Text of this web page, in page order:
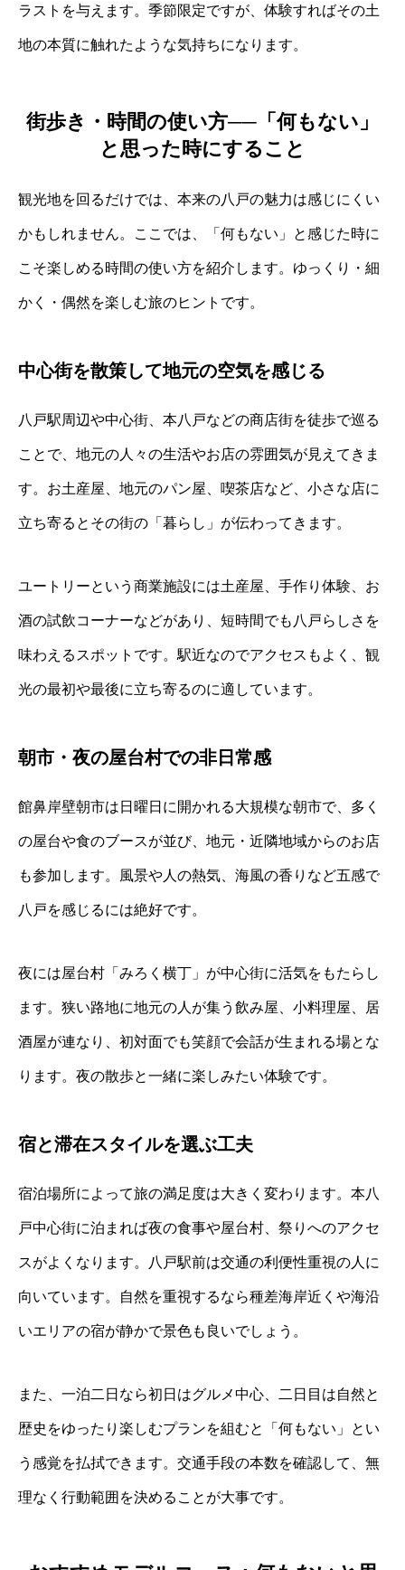
ラストを与えます。季節限定ですが、体験すればその土
地の本質に触れたような気持ちになります。
街歩き・時間の使い方──「何もない」
と思った時にすること
観光地を回るだけでは、本来の八戸の魅力は感じにくい
かもしれません。ここでは、「何もない」と感じた時に
こそ楽しめる時間の使い方を紹介します。ゆっくり・細
かく・偶然を楽しむ旅のヒントです。
中心街を散策して地元の空気を感じる
八戸駅周辺や中心街、本八戸などの商店街を徒歩で巡る
ことで、地元の人々の生活やお店の雰囲気が見えてきま
す。お土産屋、地元のパン屋、喫茶店など、小さな店に
立ち寄るとその街の「暮らし」が伝わってきます。
ユートリーという商業施設には土産屋、手作り体験、お
酒の試飲コーナーなどがあり、短時間でも八戸らしさを
味わえるスポットです。駅近なのでアクセスもよく、観
光の最初や最後に立ち寄るのに適しています。
朝市・夜の屋台村での非日常感
館鼻岸壁朝市は日曜日に開かれる大規模な朝市で、多く
の屋台や食のブースが並び、地元・近隣地域からのお店
も参加します。風景や人の熱気、海風の香りなど五感で
八戸を感じるには絶好です。
夜には屋台村「みろく横丁」が中心街に活気をもたらし
ます。狭い路地に地元の人が集う飲み屋、小料理屋、居
酒屋が連なり、初対面でも笑顔で会話が生まれる場とな
ります。夜の散歩と一緒に楽しみたい体験です。
宿と滞在スタイルを選ぶ工夫
宿泊場所によって旅の満足度は大きく変わります。本八
戸中心街に泊まれば夜の食事や屋台村、祭りへのアクセ
スがよくなります。八戸駅前は交通の利便性重視の人に
向いています。自然を重視するなら種差海岸近くや海沿
いエリアの宿が静かで景色も良いでしょう。
また、一泊二日なら初日はグルメ中心、二日目は自然と
歴史をゆったり楽しむプランを組むと「何もない」とい
う感覚を払拭できます。交通手段の本数を確認して、無
理なく行動範囲を決めることが大事です。